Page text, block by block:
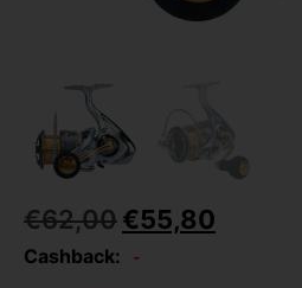
€62,00€55,80
Cashback: -